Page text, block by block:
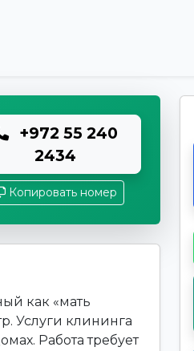
+972 55 240
2434
Копировать номер
как «мать
Услуги клининга
Работа требует